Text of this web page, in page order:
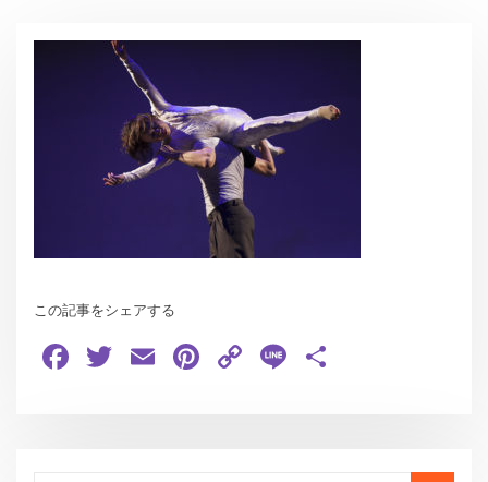
この記事をシェアする
Facebook
Twitter
EmailPinterest
Copy
Line